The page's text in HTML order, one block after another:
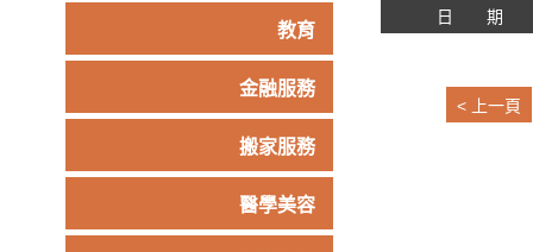
教育
金融服務
搬家服務
醫學美容
日 期
< 上一頁